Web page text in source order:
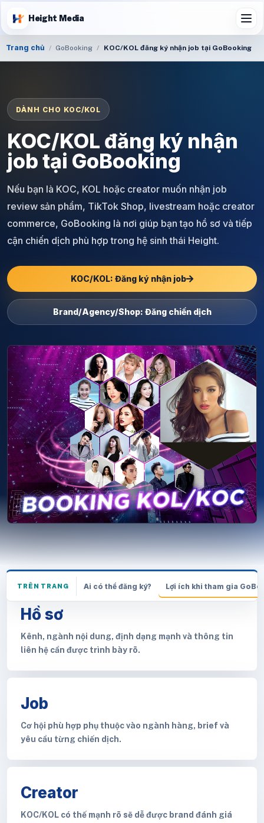
Height Media
Trang chủ GoBooking KOC/KOL đăng ký nhận job tại GoBooking
DÀNH CHO KOC/KOL
KOC/KOL đăng ký nhận
job tại GoBooking
Nếu bạn là KOC, KOL hoặc creator muốn nhận job
review sản phẩm, TikTok Shop, livestream hoặc creator
commerce, GoBooking là nơi giúp bạn tạo hồ sơ và tiếp
cận chiến dịch phù hợp trong hệ sinh thái Height.
KOC/KOL: Đăng ký nhận job
Brand/Agency/Shop: Đăng chiến dịch
TRÊN TRANG Ai có thể đăng ký? Lợi ích khi tham gia
Hồ sơ
Kênh, ngành nội dung, định dạng mạnh và thông tin
liên hệ cần được trình bày rõ.
Job
Cơ hội phù hợp phụ thuộc vào ngành hàng, brief và
yêu cầu từng chiến dịch.
Creator
KOC/KOL có thế mạnh rõ sẽ dễ được brand đánh giá